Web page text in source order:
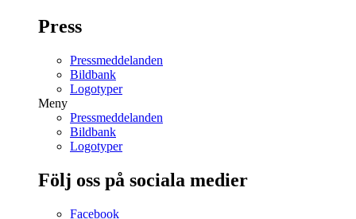
Press
Pressmeddelanden
Bildbank
Logotyper
Meny
Pressmeddelanden
Bildbank
Logotyper
Följ oss på sociala medier
Facebook